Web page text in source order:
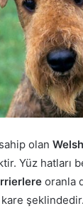
olan
Yüz hatları
oranla
kare